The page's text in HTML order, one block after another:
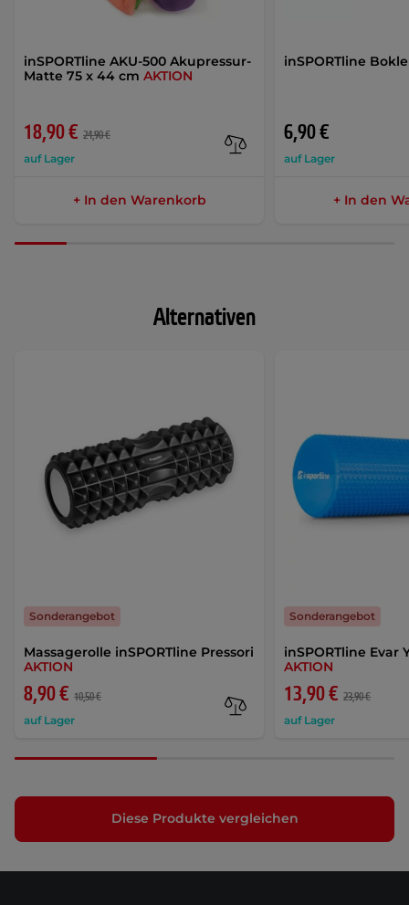
inSPORTline AKU-500 Akupressur-
Matte 75 x 44 cm AKTION
18,90 € 24,90 €
auf Lager
+ In den Warenkorb
inSPORTline
6,90 €
auf Lager
+ In den
Alternativen
Massagerolle inSPORTline Pressori
AKTION
8,90 € 10,50 €
auf Lager
Sonderangebot
inSPORTline Evar
AKTION
13,90 € 23,90 €
auf Lager
Sonderangebot
Diese Produkte vergleichen